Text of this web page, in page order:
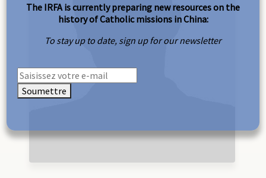
The IRFA is currently preparing new resources on the
history of Catholic missions in China:
To stay up to date, sign up for our newsletter
Soumettre